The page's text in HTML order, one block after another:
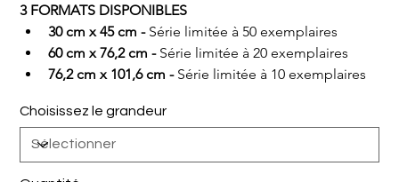
3 FORMATS DISPONIBLES
30 cm x 45 cm - Série limitée à 50 exemplaires
60 cm x 76,2 cm - Série limitée à 20 exemplaires
76,2 cm x 101,6 cm - Série limitée à 10 exemplaires
Choisissez le grandeur